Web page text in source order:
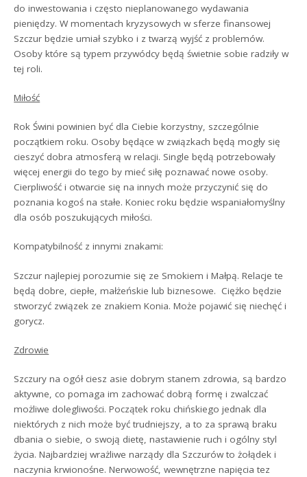
do inwestowania i często nieplanowanego wydawania
pieniędzy. W momentach kryzysowych w sferze finansowej
Szczur będzie umiał szybko i z twarzą wyjść z problemów.
Osoby które są typem przywódcy będą świetnie sobie radziły w
tej roli.
Miłość
Rok Świni powinien być dla Ciebie korzystny, szczególnie
początkiem roku. Osoby będące w związkach będą mogły się
cieszyć dobra atmosferą w relacji. Single będą potrzebowały
więcej energii do tego by mieć siłę poznawać nowe osoby.
Cierpliwość i otwarcie się na innych może przyczynić się do
poznania kogoś na stałe. Koniec roku będzie wspaniałomyślny
dla osób poszukujących miłości.
Kompatybilność z innymi znakami:
Szczur najlepiej porozumie się ze Smokiem i Małpą. Relacje te
będą dobre, ciepłe, małżeńskie lub biznesowe. Ciężko będzie
stworzyć związek ze znakiem Konia. Może pojawić się niechęć i
gorycz.
Zdrowie
Szczury na ogół ciesz asie dobrym stanem zdrowia, są bardzo
aktywne, co pomaga im zachować dobrą formę i zwalczać
możliwe dolegliwości. Początek roku chińskiego jednak dla
niektórych z nich może być trudniejszy, a to za sprawą braku
dbania o siebie, o swoją dietę, nastawienie ruch i ogólny styl
życia. Najbardziej wrażliwe narządy dla Szczurów to żołądek i
naczynia krwionośne. Nerwowość, wewnętrzne napięcia tez